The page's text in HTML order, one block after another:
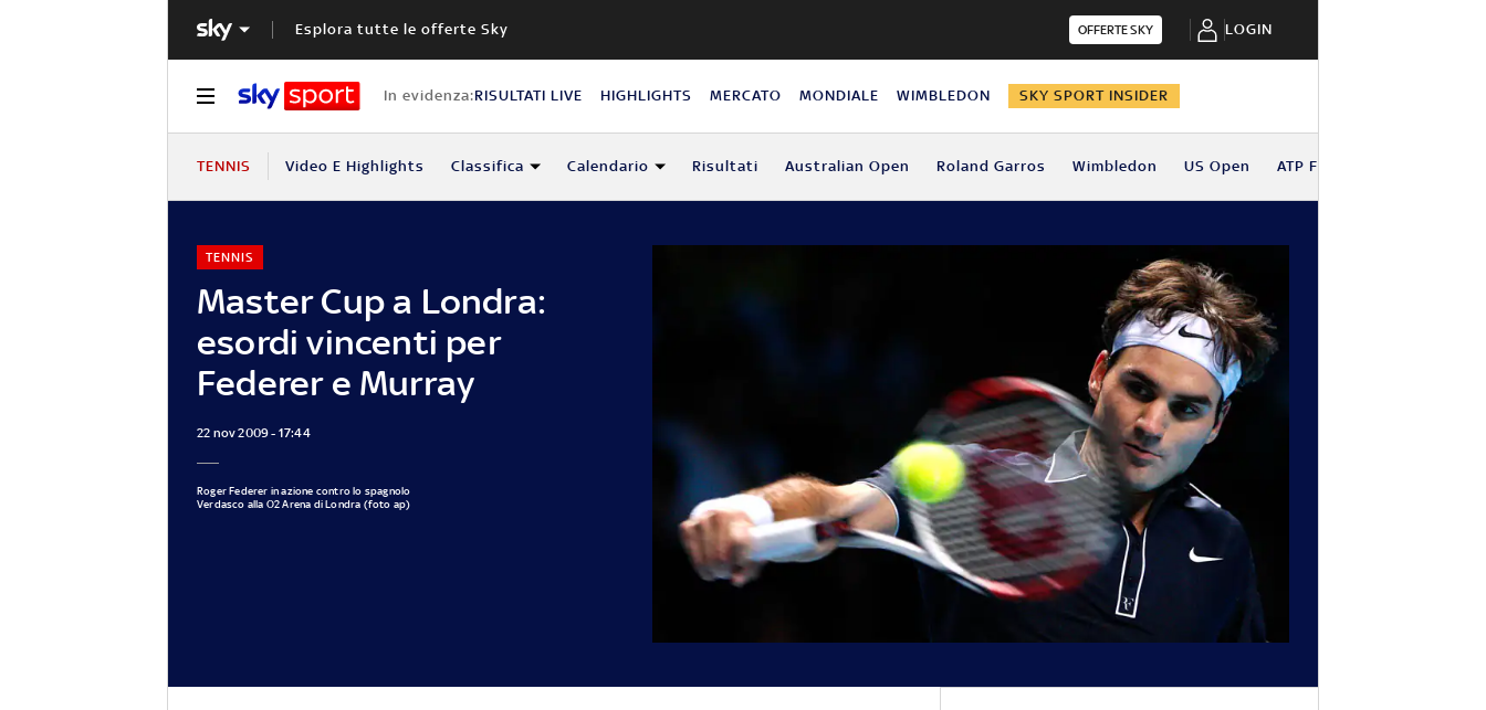
Esplora tutte le offerte Sky OFFERTE SKY LOGIN
In evidenza:RISULTATI LIVE HIGHLIGHTS MERCATO MONDIALE WIMBLEDON SKY SPORT INSIDER
TENNIS Video E Highlights Classifica Calendario Risultati Australian Open Roland Garros Wimbledon US Open ATP Finals
Master Cup a Londra:
esordi vincenti per
Federer e Murray
TENNIS
22 nov 2009 - 17:44
Roger Federer in azione contro lo spagnolo
Verdasco alla O2 Arena di Londra (foto ap)